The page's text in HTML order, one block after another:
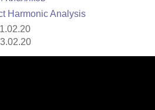
Harmonic Analysis